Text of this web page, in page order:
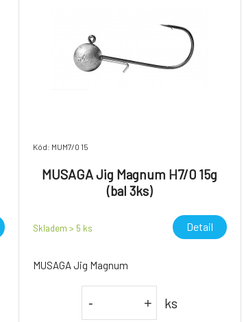
Kód: MUM7/0 15
MUSAGA Jig Magnum H7/0 15g
(bal 3ks)
Skladem > 5 ks Detail
MUSAGA Jig Magnum
- + ks